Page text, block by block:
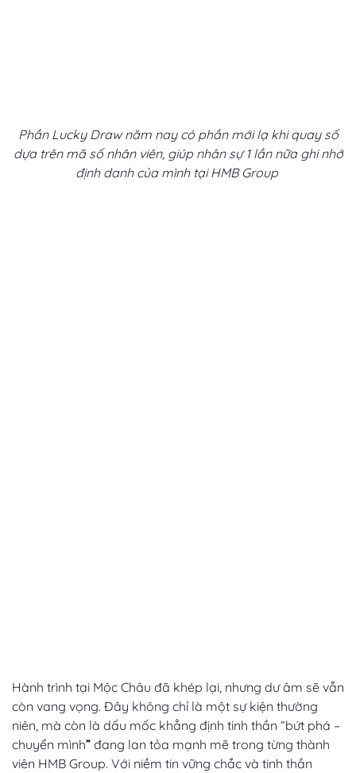
Phần Lucky Draw năm nay có phần mới lạ khi quay số
dựa trên mã số nhân viên, giúp nhân sự 1 lần nữa ghi nhớ
định danh của mình tại HMB Group
Hành trình tại Mộc Châu đã khép lại, nhưng dư âm sẽ vẫn
còn vang vọng. Đây không chỉ là một sự kiện thường
niên, mà còn là dấu mốc khẳng định tinh thần “bứt phá –
chuyển mình” đang lan tỏa mạnh mẽ trong từng thành
viên HMB Group. Với niềm tin vững chắc và tinh thần